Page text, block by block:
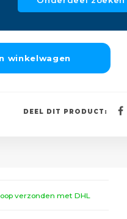
winkelwagen
DEEL DIT PRODUCT:
verzonden met DHL